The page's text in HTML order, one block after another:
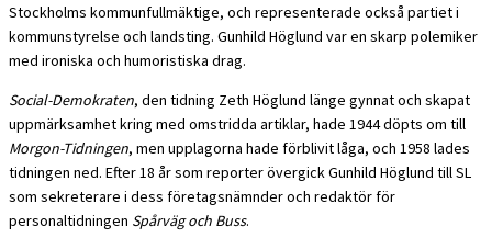
Stockholms kommunfullmäktige, och representerade också partiet i
kommunstyrelse och landsting. Gunhild Höglund var en skarp polemiker
med ironiska och humoristiska drag.
Social-Demokraten, den tidning Zeth Höglund länge gynnat och skapat
uppmärksamhet kring med omstridda artiklar, hade 1944 döpts om till
Morgon-Tidningen, men upplagorna hade förblivit låga, och 1958 lades
tidningen ned. Efter 18 år som reporter övergick Gunhild Höglund till SL
som sekreterare i dess företagsnämnder och redaktör för
personaltidningen Spårväg och Buss.